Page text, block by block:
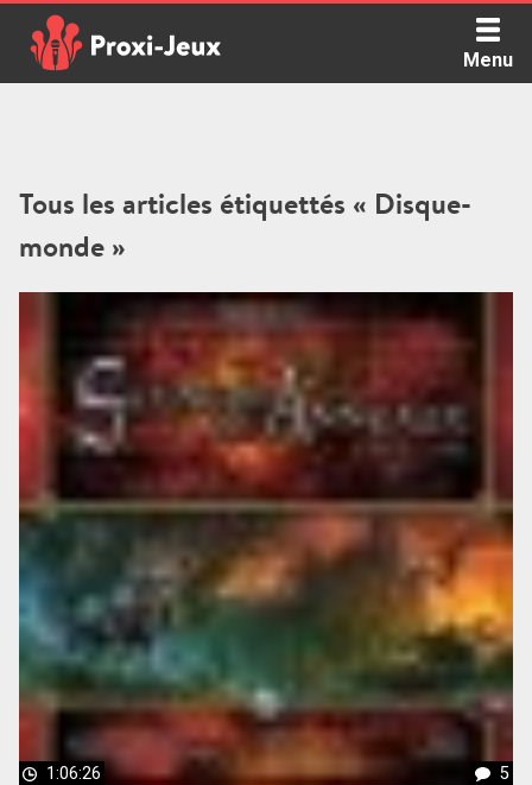
content
Menu
Tous les articles étiquettés « Disque-
monde »
1:06:26 5